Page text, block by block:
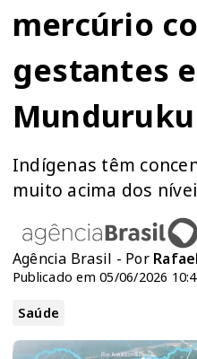
mercúrio
gestantes
Indígenas têm
muito acima dos
Agência Brasil - Por
Publicado em 05/06/2026
Saúde